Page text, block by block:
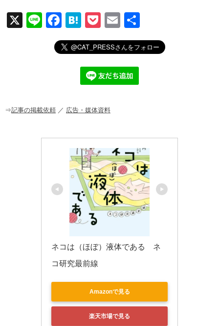
X
Li
F
a
c
o
H
at
e
n
a
P
o
ck
et
E
m
ail
有
⇒記事の掲載依頼 ／ 広告・媒体資料
ネコは（ほぼ）液体である　ネ
コ研究最前線
Amazonで見る
楽天市場で見る